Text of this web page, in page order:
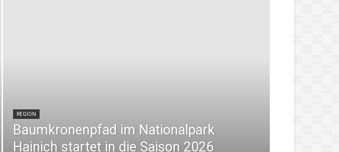
REGION
Baumkronenpfad im Nationalpark
Hainich startet in die Saison 2026